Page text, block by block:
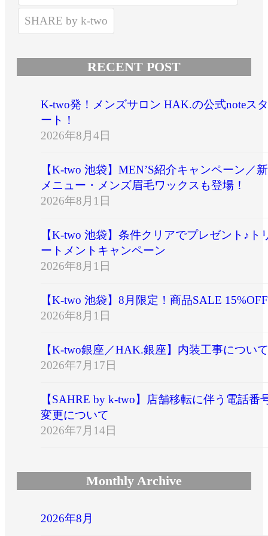
SHARE by k-two
RECENT POST
K-two発！メンズサロン HAK.の公式noteスタ
ート！
2026年8月4日
【K-two 池袋】MEN’S紹介キャンペーン／新
メニュー・メンズ眉毛ワックスも登場！
2026年8月1日
【K-two 池袋】条件クリアでプレゼント♪ト
ートメントキャンペーン
2026年8月1日
【K-two 池袋】8月限定！商品SALE 15%OFF
2026年8月1日
【K-two銀座／HAK.銀座】内装工事について
2026年7月17日
【SAHRE by k-two】店舗移転に伴う電話番
変更について
2026年7月14日
Monthly Archive
2026年8月